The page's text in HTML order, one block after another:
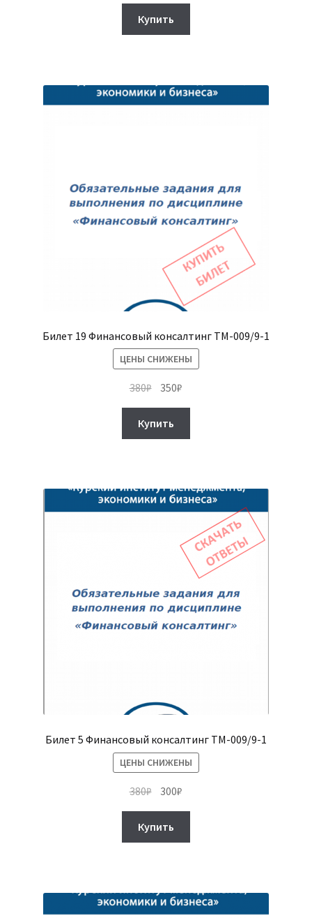
составляла
450₽.
Купить
Билет 19 Финансовый консалтинг ТМ-009/9-1
ЦЕНЫ СНИЖЕНЫ
380₽ Первоначальная
составляла
380₽.
350₽
Купить
Билет 5 Финансовый консалтинг ТМ-009/9-1
ЦЕНЫ СНИЖЕНЫ
380₽ Первоначальная
цена
составляла
380₽.
300₽
цена:
Купить